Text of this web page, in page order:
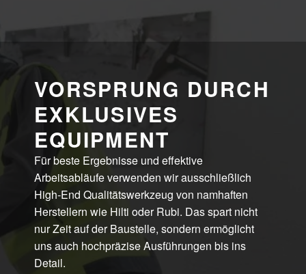
VORSPRUNG DURCH
EXKLUSIVES
EQUIPMENT
Für beste Ergebnisse und effektive
Arbeitsabläufe verwenden wir ausschließlich
High-End Qualitätswerkzeug von namhaften
Herstellern wie Hilti oder Rubi. Das spart nicht
nur Zeit auf der Baustelle, sondern ermöglicht
uns auch hochpräzise Ausführungen bis ins
Detail.